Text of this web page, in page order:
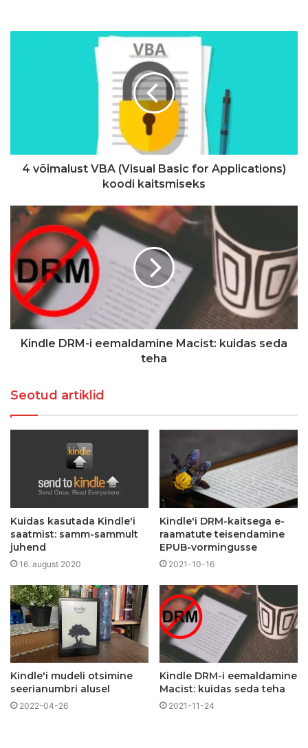
4 võimalust VBA (Visual Basic for Applications)
koodi kaitsmiseks
Kindle DRM-i eemaldamine Macist: kuidas seda
teha
Seotud artiklid
Kuidas kasutada Kindle'i
saatmist: samm-sammult
juhend
16. august 2020
Kindle'i DRM-kaitsega e-
raamatute teisendamine
EPUB-vormingusse
2021-10-16
Kindle'i mudeli otsimine
seerianumbri alusel
2022-04-26
Kindle DRM-i eemaldamine
Macist: kuidas seda teha
2021-11-24